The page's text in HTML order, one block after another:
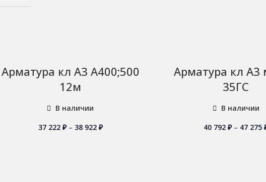
Арматура кл А3 А400;500
12м
В наличии
37 222 ₽ – 38 922 ₽
Арматура кл А3
35ГС
В наличии
40 792₽ – 47 275